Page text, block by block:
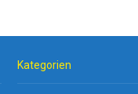
Kategorien